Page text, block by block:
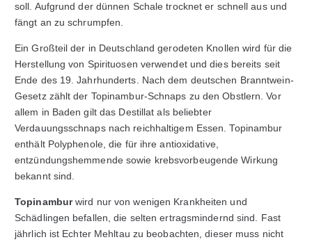
soll. Aufgrund der dünnen Schale trocknet er schnell aus und
fängt an zu schrumpfen.
Ein Großteil der in Deutschland gerodeten Knollen wird für die
Herstellung von Spirituosen verwendet und dies bereits seit
Ende des 19. Jahrhunderts. Nach dem deutschen Branntwein-
Gesetz zählt der Topinambur-Schnaps zu den Obstlern. Vor
allem in Baden gilt das Destillat als beliebter
Verdauungsschnaps nach reichhaltigem Essen. Topinambur
enthält Polyphenole, die für ihre antioxidative,
entzündungshemmende sowie krebsvorbeugende Wirkung
bekannt sind.
Topinamburwird nur von wenigen Krankheiten und
Schädlingen befallen, die selten ertragsmindernd sind. Fast
jährlich ist Echter Mehltau zu beobachten, dieser muss nicht